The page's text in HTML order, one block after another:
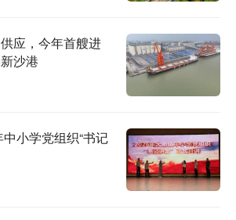
应，今年首艘进
沙港
小学党组织“书记